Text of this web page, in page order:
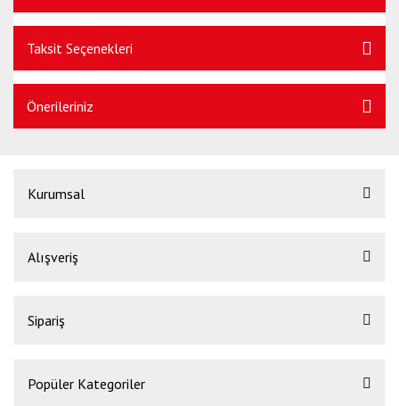
Taksit Seçenekleri
Önerileriniz
Kurumsal
Alışveriş
Sipariş
Popüler Kategoriler